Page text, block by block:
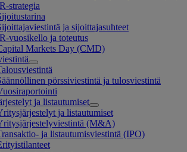
strategia
ja sijoittajasuhteet
vuosikello ja toteutus
Markets Day (CMD)
pörssiviestintä ja tulosviestintä
ja listautumiset
ja listautumiset
(M&A)
ja listautumisviestintä (IPO)